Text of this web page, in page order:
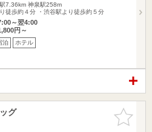
7.36km 神泉駅258m
徒歩約４分 ・渋谷駅より徒歩約５分
～翌4:00
円～
泊 ホテル
お気に入
りに追加
グ